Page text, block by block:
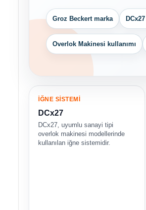
Groz Beckert marka
Overlok Makinesi kullanımı
İĞNE SİSTEMİ
DCx27
DCx27, uyumlu sanayi tipi
overlok makinesi modellerinde
kullanılan iğne sistemidir.